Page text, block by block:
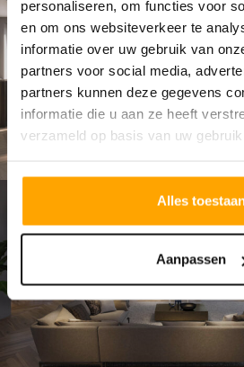
personaliseren, om functies voor
en om ons websiteverkeer te
informatie over uw gebruik van
partners voor social media,
partners kunnen deze gegevens
informatie die u aan ze heeft
verzameld op basis van uw
Alles
Aanpassen